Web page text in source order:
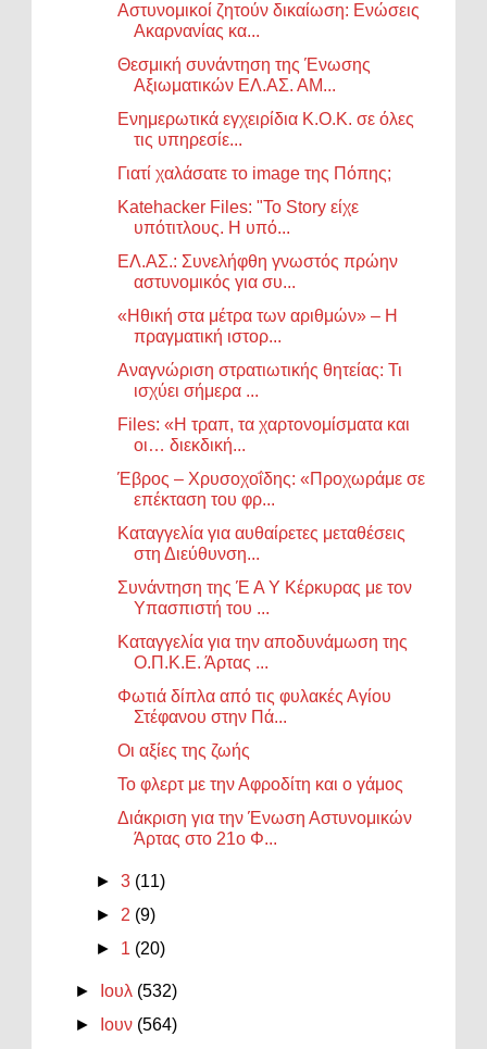
Αστυνομικοί ζητούν δικαίωση: Ενώσεις
Ακαρνανίας κα...
Θεσμική συνάντηση της Ένωσης
Αξιωματικών ΕΛ.ΑΣ. ΑΜ...
Ενημερωτικά εγχειρίδια Κ.Ο.Κ. σε όλες
τις υπηρεσίε...
Γιατί χαλάσατε το image της Πόπης;
Katehacker Files: "Το Story είχε
υπότιτλους. Η υπό...
ΕΛ.ΑΣ.: Συνελήφθη γνωστός πρώην
αστυνομικός για συ...
«Ηθική στα μέτρα των αριθμών» – Η
πραγματική ιστορ...
Αναγνώριση στρατιωτικής θητείας: Τι
ισχύει σήμερα ...
Files: «Η τραπ, τα χαρτονομίσματα και
οι… διεκδική...
Έβρος – Χρυσοχοΐδης: «Προχωράμε σε
επέκταση του φρ...
Καταγγελία για αυθαίρετες μεταθέσεις
στη Διεύθυνση...
Συνάντηση της Έ Α Υ Κέρκυρας με τον
Υπασπιστή του ...
Καταγγελία για την αποδυνάμωση της
Ο.Π.Κ.Ε. Άρτας ...
Φωτιά δίπλα από τις φυλακές Αγίου
Στέφανου στην Πά...
Οι αξίες της ζωής
Το φλερτ με την Αφροδίτη και ο γάμος
Διάκριση για την Ένωση Αστυνομικών
Άρτας στο 21ο Φ...
►3 (11)
► 2 (9)
► 1 (20)
► Ιουλ (532)
►
Ιουν (564)